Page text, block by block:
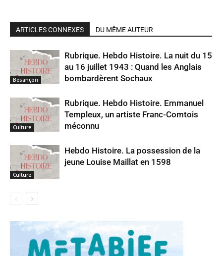
ARTICLES CONNEXES DU MÊME AUTEUR
Besançon
Rubrique. Hebdo Histoire. La nuit du 15
au 16 juillet 1943 : Quand les Anglais
bombardèrent Sochaux
Culture
Rubrique. Hebdo Histoire. Emmanuel
Templeux, un artiste Franc-Comtois
méconnu
Culture
Hebdo Histoire. La possession de la
jeune Louise Maillat en 1598